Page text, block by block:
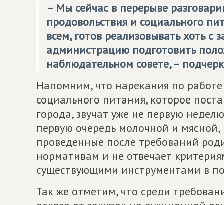
– Мы сейчас в перерыве
продовольствия и социального
всем, готов реализовывать хоть
администрацию подготовить
наблюдательном совете, –
Напомним, что нарекания по
социального питания, которое
города, звучат уже не первую
первую очередь молочной и мясной,
проведенные после требований
нормативам и не отвечает
существующими инструментами в
Так же отметим, что среди